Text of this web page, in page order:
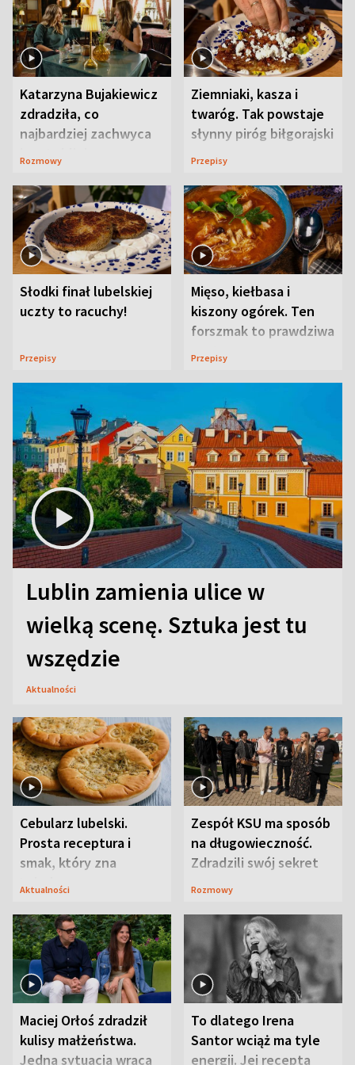
Katarzyna Bujakiewicz
zdradziła, co
najbardziej zachwyca
ją w Lublinie
Rozmowy
Ziemniaki, kasza i
twaróg. Tak powstaje
słynny piróg biłgorajski
Przepisy
Słodki finał lubelskiej
uczty to racuchy!
Przepisy
Mięso, kiełbasa i
kiszony ogórek. Ten
forszmak to prawdziwa
uczta
Przepisy
Lublin zamienia ulice w
wielką scenę. Sztuka jest tu
wszędzie
Aktualności
Cebularz lubelski.
Prosta receptura i
smak, który zna
Lubelszczyzna
Aktualności
Zespół KSU ma sposób
na długowieczność.
Zdradzili swój sekret
Rozmowy
Maciej Orłoś zdradził
kulisy małżeństwa.
Jedna sytuacja wraca
To dlatego Irena
Santor wciąż ma tyle
energii. Jej recepta